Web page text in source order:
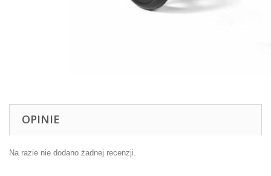
OPINIE
Na razie nie dodano żadnej recenzji.